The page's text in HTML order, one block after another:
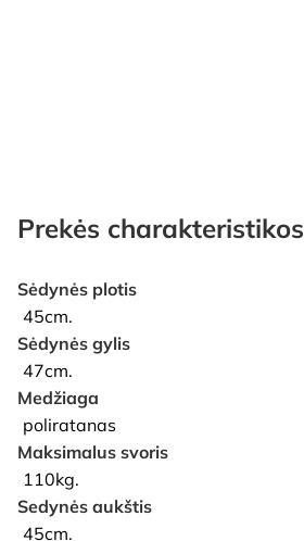
Prekės charakteristikos
Sėdynės plotis
45cm.
Sėdynės gylis
47cm.
Medžiaga
poliratanas
Maksimalus svoris
110kg.
Sedynės aukštis
45cm.